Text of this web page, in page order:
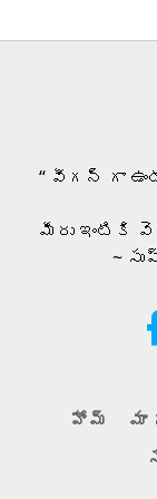
జ్ఞాన పదాలు
“ వీగన్ గా
మీరు ఇంటికి
~
హోమ్ మా